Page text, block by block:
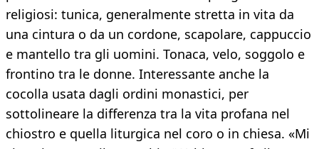
religiosi: tunica, generalmente stretta in vita da
una cintura o da un cordone, scapolare, cappuccio
e mantello tra gli uomini. Tonaca, velo, soggolo e
frontino tra le donne. Interessante anche la
cocolla usata dagli ordini monastici, per
sottolineare la differenza tra la vita profana nel
chiostro e quella liturgica nel coro o in chiesa. «Mi